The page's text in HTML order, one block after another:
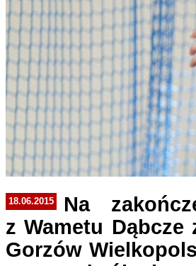
18.06.2015
Na
z Wametu
Gorzów